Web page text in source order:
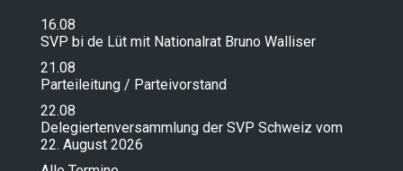
16.08
SVP bi de Lüt mit Nationalrat Bruno Walliser
21.08
Parteileitung / Parteivorstand
22.08
Delegiertenversammlung der SVP Schweiz vom
22. August 2026